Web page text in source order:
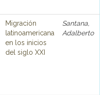
Migración
latinoamericana
en los inicios
del siglo XXI
Santana,
Adalberto